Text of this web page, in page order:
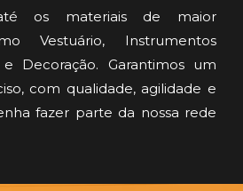
os materiais de maior
Vestuário, Instrumentos
e Decoração. Garantimos um
com qualidade, agilidade e
fazer parte da nossa rede